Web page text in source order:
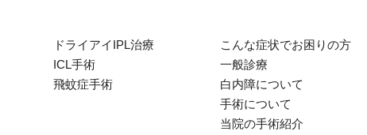
ドライアイIPL治療
ICL手術
飛蚊症手術
こんな症状でお困りの方
一般診療
白内障について
手術について
当院の手術紹介